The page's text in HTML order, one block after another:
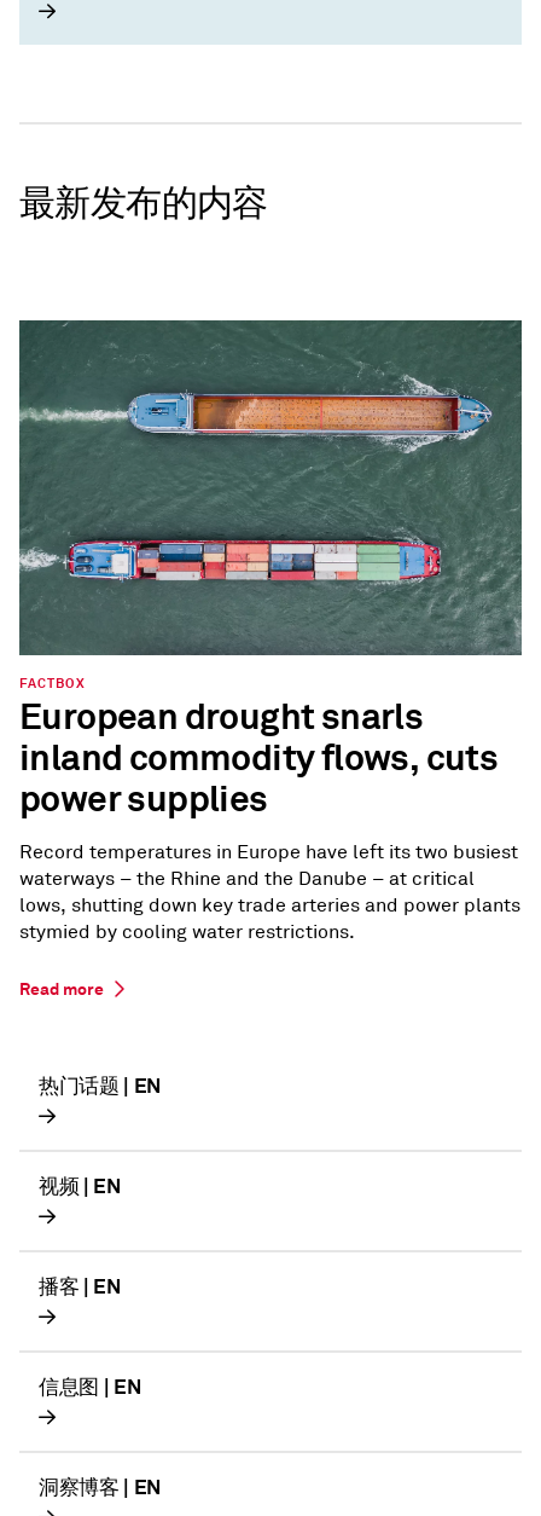
最新发布的内容
FACTBOX
European drought snarls
inland commodity flows, cuts
power supplies
Record temperatures in Europe have left its two busiest
waterways – the Rhine and the Danube – at critical
lows, shutting down key trade arteries and power plants
stymied by cooling water restrictions.
Read more
热门话题 | EN
视频 | EN
播客 | EN
信息图 | EN
洞察博客 | EN